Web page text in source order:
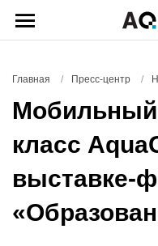
Главная / Пресс-центр /
класс
выставке-